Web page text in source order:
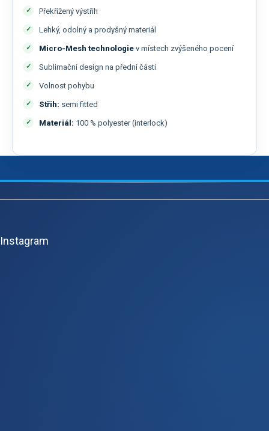
Překřížený výstřih
Lehký, odolný a prodyšný materiál
Micro-Mesh technologie v místech zvýšeného pocení
Sublimační design na přední části
Volnost pohybu
Střih: semi fitted
Materiál: 100 % polyester (interlock)
Z
Instagram